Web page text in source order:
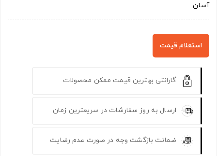
آسان
استعلام قیمت
گارانتی بهترین قیمت ممکن محصولات
ارسال به روز سفارشات در سریعترین زمان
ضمانت بازگشت وجه در صورت عدم رضایت